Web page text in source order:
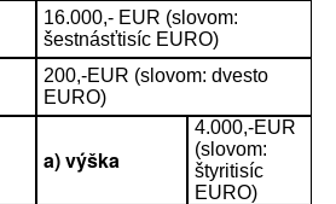
16.000,- EUR (slovom:
šestnásťtisíc EURO)
200,-EUR (slovom: dvesto
EURO)
a) výška
4.000,-EUR
(slovom:
štyritisíc
EURO)